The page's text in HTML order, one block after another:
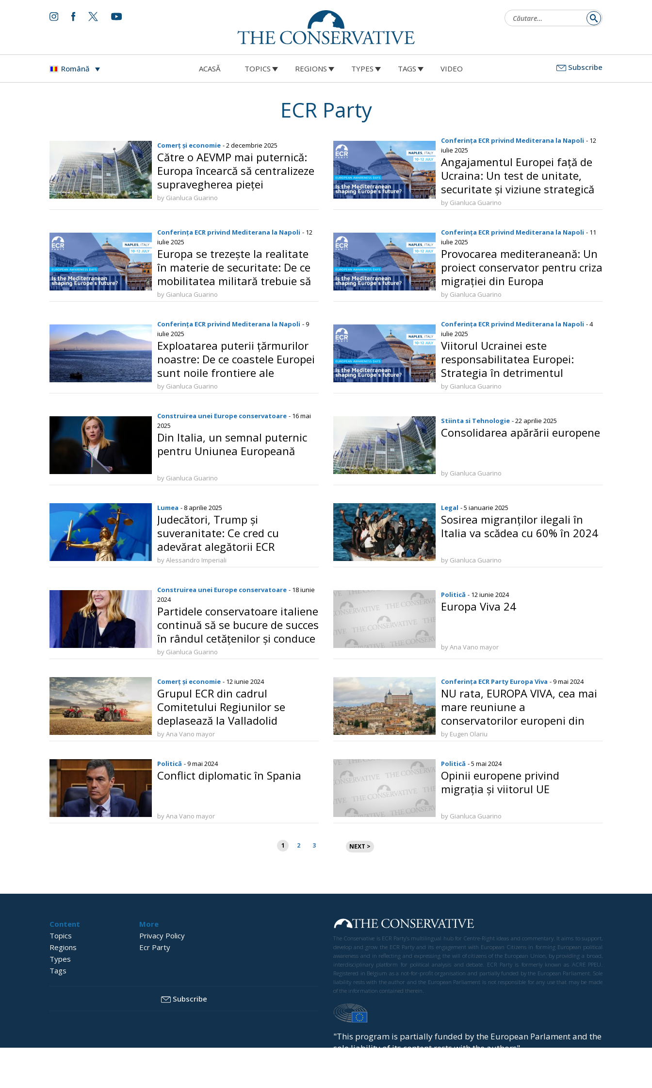
după:
Română ACASĂ TOPICS REGIONS TYPES TAGS VIDEO Subscribe
ECR Party
Comerț și economie - 2 decembrie 2025
Către o AEVMP mai puternică:
Europa încearcă să centralizeze
supravegherea pieței
by Gianluca Guarino
Conferința ECR privind Mediterana la Napoli - 12
iulie 2025
Angajamentul Europei față de
Ucraina: Un test de unitate,
securitate și viziune strategică
by Gianluca Guarino
Conferința ECR privind Mediterana la Napoli - 12
iulie 2025
Europa se trezește la realitate
în materie de securitate: De ce
mobilitatea militară trebuie să
fie următoarea prioritate a UE
by Gianluca Guarino
Conferința ECR privind Mediterana la Napoli - 11
iulie 2025
Provocarea mediteraneană: Un
proiect conservator pentru criza
migrației din Europa
by Gianluca Guarino
Conferința ECR privind Mediterana la Napoli - 9
iulie 2025
Exploatarea puterii țărmurilor
noastre: De ce coastele Europei
sunt noile frontiere ale
prosperității și securității
by Gianluca Guarino
Conferința ECR privind Mediterana la Napoli - 4
iulie 2025
Viitorul Ucrainei este
responsabilitatea Europei:
Strategia în detrimentul
sentimentelor
by Gianluca Guarino
Construirea unei Europe conservatoare - 16 mai
2025
Din Italia, un semnal puternic
pentru Uniunea Europeană
by Gianluca Guarino
Stiinta si Tehnologie - 22 aprilie 2025
Consolidarea apărării europene
by Gianluca Guarino
Lumea - 8 aprilie 2025
Judecători, Trump și
suveranitate: Ce cred cu
adevărat alegătorii ECR
by Alessandro Imperiali
Legal - 5 ianuarie 2025
Sosirea migranților ilegali în
Italia va scădea cu 60% în 2024
by Gianluca Guarino
Construirea unei Europe conservatoare - 18 iunie
2024
Partidele conservatoare italiene
continuă să se bucure de succes
în rândul cetățenilor și conduce
întreaga Europă
by Gianluca Guarino
Politică - 12 iunie 2024
Europa Viva 24
by Ana Vano mayor
Comerț și economie - 12 iunie 2024
Grupul ECR din cadrul
Comitetului Regiunilor se
deplasează la Valladolid
by Ana Vano mayor
Conferința ECR Party Europa Viva - 9 mai 2024
NU rata, EUROPA VIVA, cea mai
mare reuniune a
conservatorilor europeni din
Spania
by Eugen Olariu
Politică - 9 mai 2024
Conflict diplomatic în Spania
by Ana Vano mayor
Politică - 5 mai 2024
Opinii europene privind
migrația și viitorul UE
by Gianluca Guarino
Paginație
articole
1 2 3 NEXT >
Content
Topics
Regions
Types
Tags
More
Privacy Policy
Ecr Party
Subscribe
The Conservative is ECR Party’s multilingual hub for Centre-Right ideas and commentary. It aims to support,
develop and grow the ECR Party and its engagement with European Citizens in forming European political
awareness and in reflecting and expressing the will of citizens of the European Union, by providing a broad,
interdisciplinary platform for political analysis and debate. ECR Party is formerly known as ACRE PPEU.
Registered in Belgium as a not-for-profit organisation and partially funded by the European Parliament. Sole
liability rests with the author and the European Parliament is not responsible for any use that may be made
of the information contained therein.
"This program is partially funded by the European Parlament and the
sole liability of its content rests with the authors"